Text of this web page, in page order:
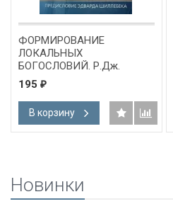
ФОРМИРОВАНИЕ
ЛОКАЛЬНЫХ
БОГОСЛОВИЙ. Р.Дж.
Шрайтер
195 ₽
В корзину
Новинки